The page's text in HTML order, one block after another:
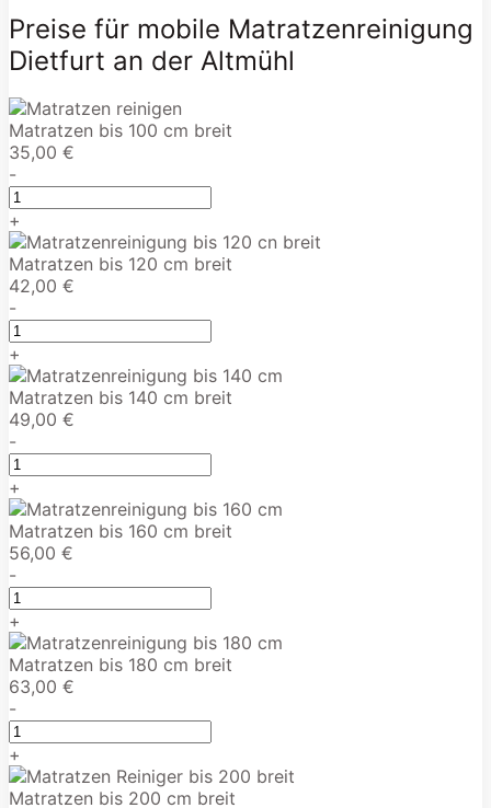
Preise für mobile Matratzenreinigung
Dietfurt an der Altmühl
Matratzen bis 100 cm breit
35,00 €
-
+
Matratzen bis 120 cm breit
42,00 €
-
+
Matratzen bis 140 cm breit
49,00 €
-
+
Matratzen bis 160 cm breit
56,00 €
-
+
Matratzen bis 180 cm breit
63,00 €
-
+
Matratzen bis 200 cm breit